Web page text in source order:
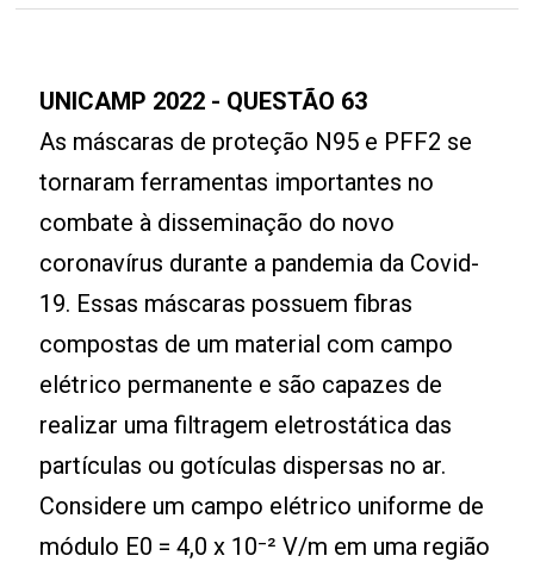
UNICAMP 2022 - QUESTÃO 63
As máscaras de proteção N95 e PFF2 se
tornaram ferramentas importantes no
combate à disseminação do novo
coronavírus durante a pandemia da Covid-
19. Essas máscaras possuem fibras
compostas de um material com campo
elétrico permanente e são capazes de
realizar uma filtragem eletrostática das
partículas ou gotículas dispersas no ar.
Considere um campo elétrico uniforme de
módulo E0 = 4,0 x 10⁻² V/m em uma região